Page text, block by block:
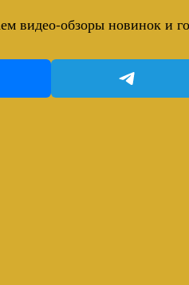
видео-обзоры новинок и